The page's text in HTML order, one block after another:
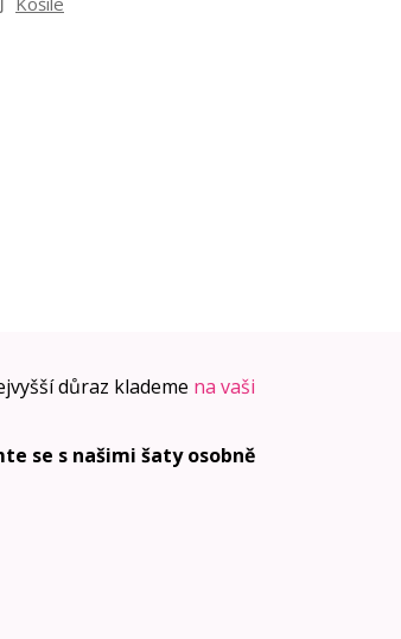
důraz klademe na vaši
se s našimi šaty osobně